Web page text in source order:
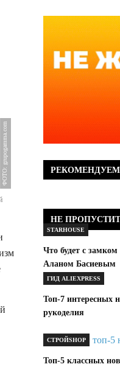
ФОТО: grupogamma.com
НЕ
STARHOUSE
Что будет с
Аланом Басиевым
ГИД ALIEXPRESS
Топ-7 интересных
рукоделия
СТРОЙSHOP
Топ-5 классных